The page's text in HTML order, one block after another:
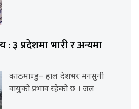
: ३ प्रदेशमा भारी र अन्यमा
काठमाण्डु– हाल देशभर मनसुनी
वायुको प्रभाव रहेको छ । जल